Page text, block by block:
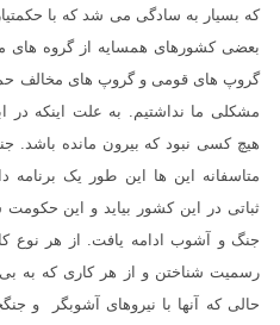
که بسیار به سادگی می شد که با
بعضی کشورهای همسایه از گروه های
گروپ های قومی و گروپ های مخالف
مشکلی ما نداشتیم. به علت اینکه در
هیچ کسی نبود که بیرون مانده باشد.
متاسفانه این ها این طور یک
ثباتی در این کشور بیاید و این
جنگ و آشوب ادامه یافت. از هر نوع
رسمیت شناختن و از هر کاری که به بی
حالی که آنها با نیروهای آشوبگر و